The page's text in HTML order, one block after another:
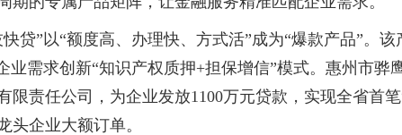
”以“额度高、办理快、方式活”成为“爆款产品”。该
业需求创新“知识产权质押+担保增信”模式。惠州市
责任公司，为企业发放1100万元贷款，实现全省首
头企业大额订单。